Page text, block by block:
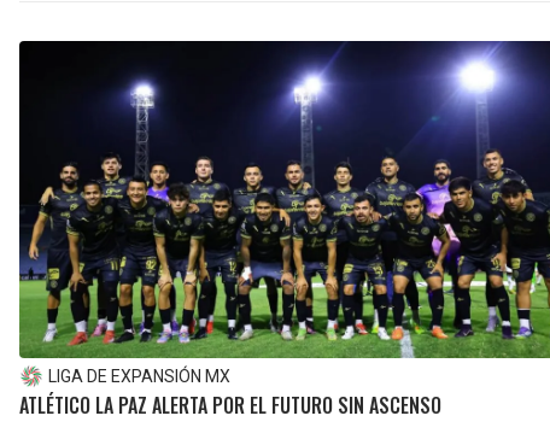
LIGA DE EXPANSIÓN MX
ATLÉTICO LA PAZ ALERTA POR EL FUTURO SIN ASCENSO